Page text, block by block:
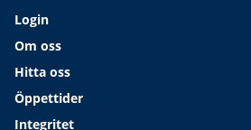
Login
Om oss
Hitta oss
Öppettider
Integritet